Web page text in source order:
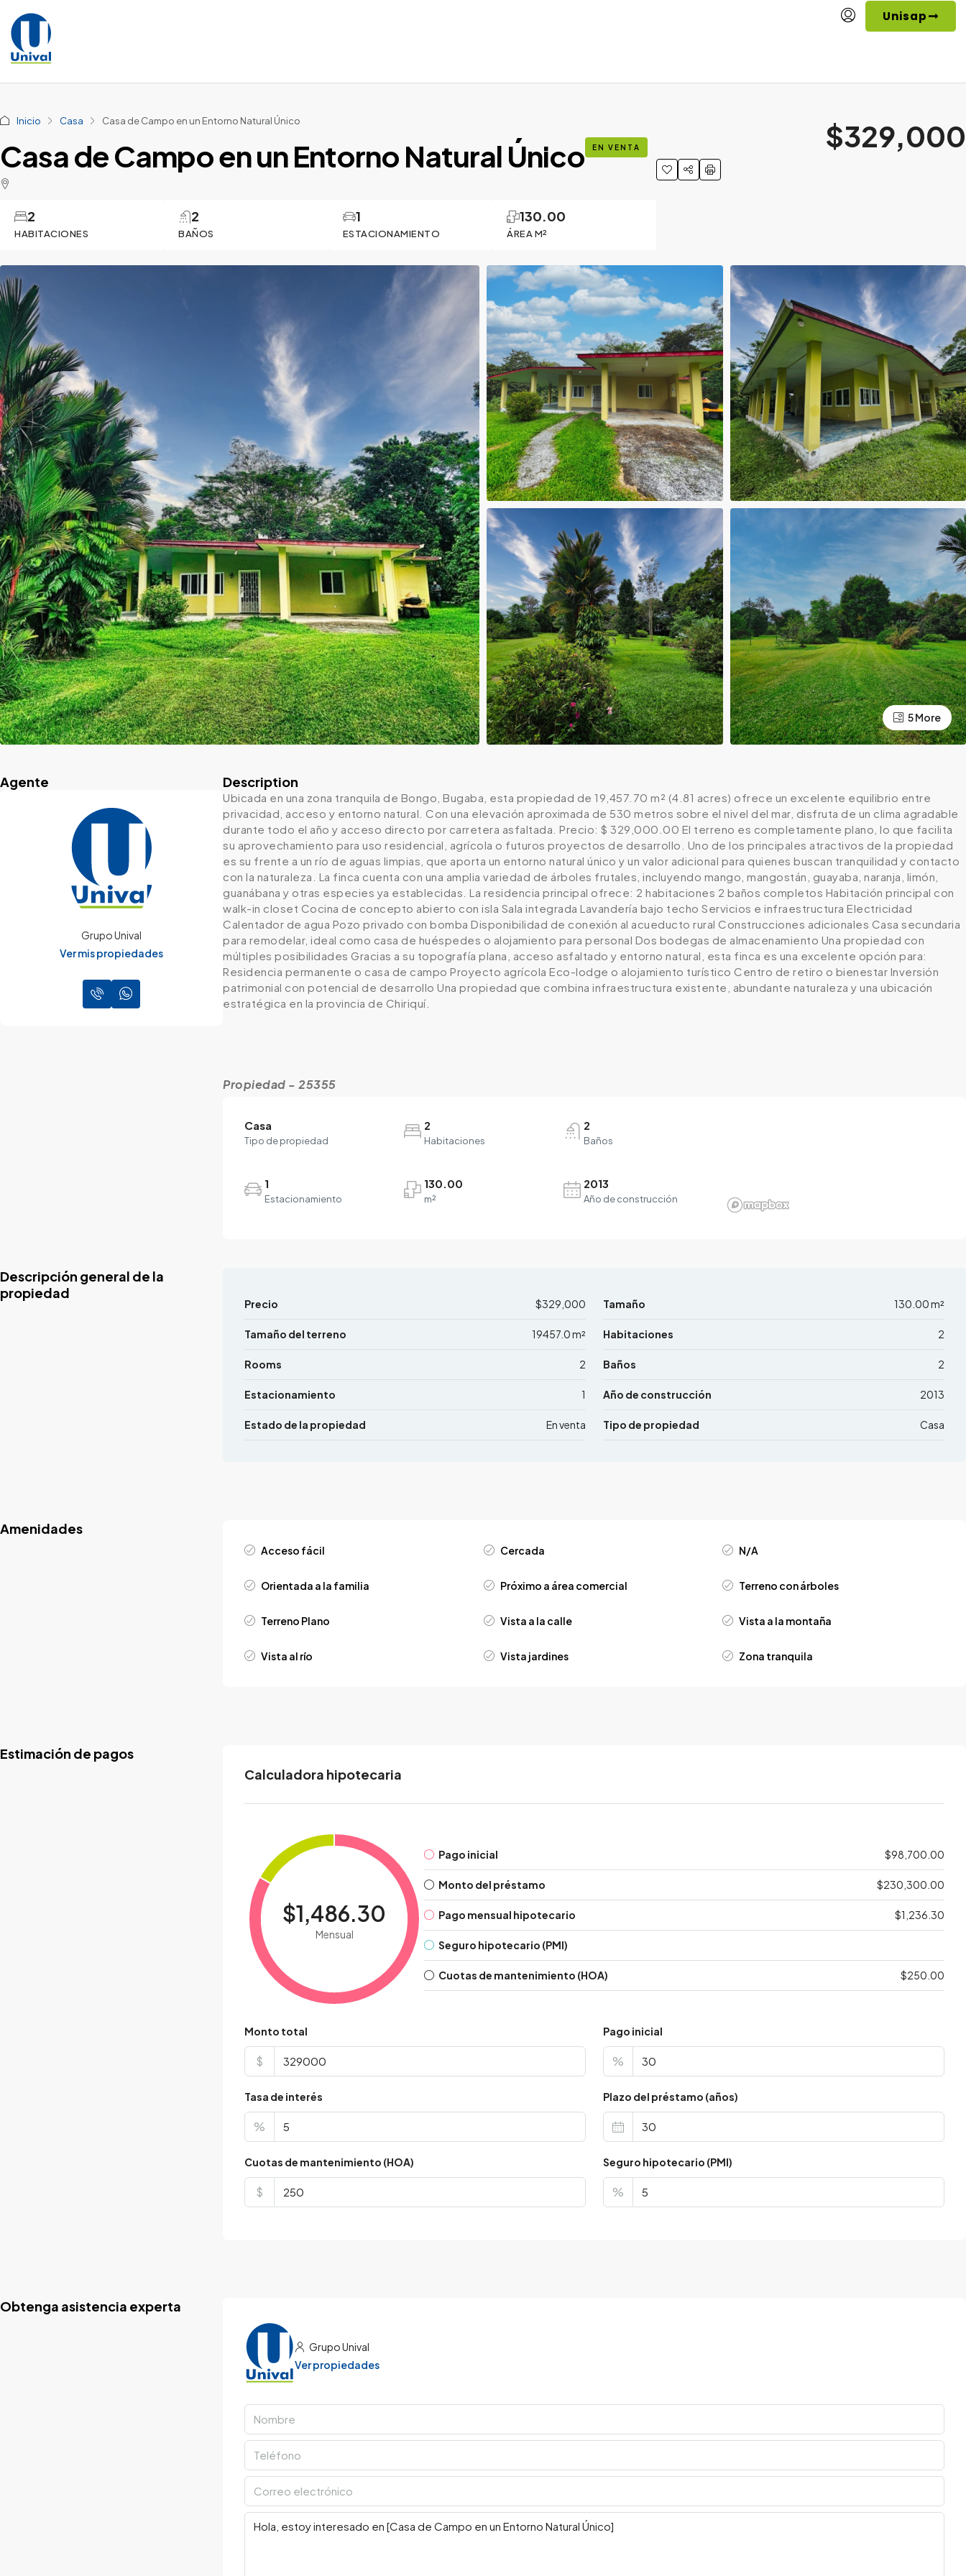
Unisap
Inicio Casa Casa de Campo en un Entorno Natural Único
Casa de Campo en un Entorno Natural Único EN VENTA
HABITACIONES
2
BAÑOS
2
ESTACIONAMIENTO
1
ÁREA M²
130.00
$329,000
5 More
Agente
Grupo Unival
Ver mis propiedades
Description
Ubicada en una zona tranquila de Bongo, Bugaba, esta propiedad de 19,457.70 m² (4.81 acres) ofrece un excelente equilibrio entre
privacidad, acceso y entorno natural. Con una elevación aproximada de 530 metros sobre el nivel del mar, disfruta de un clima agradable
durante todo el año y acceso directo por carretera asfaltada. Precio: $ 329,000.00 El terreno es completamente plano, lo que facilita
su aprovechamiento para uso residencial, agrícola o futuros proyectos de desarrollo. Uno de los principales atractivos de la propiedad
es su frente a un río de aguas limpias, que aporta un entorno natural único y un valor adicional para quienes buscan tranquilidad y contacto
con la naturaleza. La finca cuenta con una amplia variedad de árboles frutales, incluyendo mango, mangostán, guayaba, naranja, limón,
guanábana y otras especies ya establecidas. La residencia principal ofrece: 2 habitaciones 2 baños completos Habitación principal con
walk-in closet Cocina de concepto abierto con isla Sala integrada Lavandería bajo techo Servicios e infraestructura Electricidad
Calentador de agua Pozo privado con bomba Disponibilidad de conexión al acueducto rural Construcciones adicionales Casa secundaria
para remodelar, ideal como casa de huéspedes o alojamiento para personal Dos bodegas de almacenamiento Una propiedad con
múltiples posibilidades Gracias a su topografía plana, acceso asfaltado y entorno natural, esta finca es una excelente opción para:
Residencia permanente o casa de campo Proyecto agrícola Eco-lodge o alojamiento turístico Centro de retiro o bienestar Inversión
patrimonial con potencial de desarrollo Una propiedad que combina infraestructura existente, abundante naturaleza y una ubicación
estratégica en la provincia de Chiriquí.
Propiedad - 25355
Casa
Tipo de propiedad
2
Habitaciones
2
Baños
1
Estacionamiento
130.00
m²
2013
Año de construcción
Descripción general de la
propiedad
Precio $329,000 Tamaño 130.00 m²
Tamaño del terreno 19457.0 m² Habitaciones 2
Rooms 2 Baños 2
Estacionamiento 1 Año de construcción 2013
Estado de la propiedad En venta Tipo de propiedad Casa
Amenidades
Acceso fácil Cercada N/A
Orientada a la familia Próximo a área comercial Terreno con árboles
Terreno Plano Vista a la calle Vista a la montaña
Vista al río Vista jardines Zona tranquila
Estimación de pagos
Calculadora hipotecaria
$1,486.30
Mensual
Pago inicial $98,700.00
Monto del préstamo $230,300.00
Pago mensual hipotecario $1,236.30
Seguro hipotecario (PMI)
Cuotas de mantenimiento (HOA) $250.00
Monto total
$
Pago inicial
%
Tasa de interés
%
Plazo del préstamo (años)
Cuotas de mantenimiento (HOA)
$
Seguro hipotecario (PMI)
%
Obtenga asistencia experta
Grupo Unival
Ver propiedades